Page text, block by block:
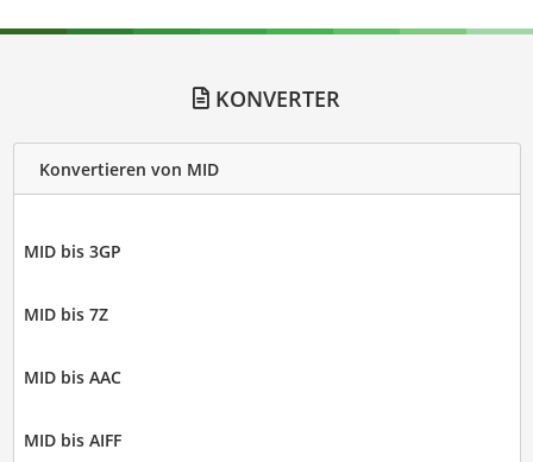
KONVERTER
Konvertieren von MID
MID bis 3GP
MID bis 7Z
MID bis AAC
MID bis AIFF